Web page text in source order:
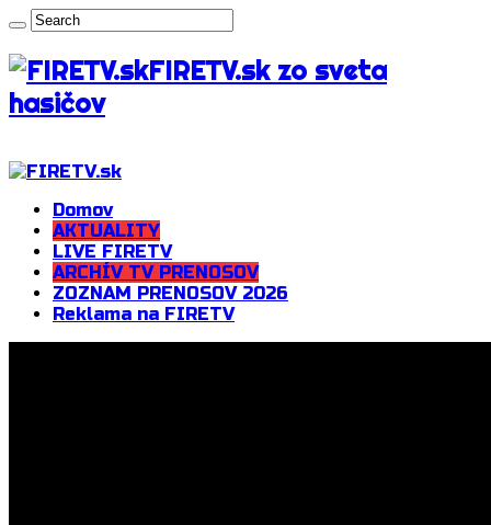
FIRETV.sk zo sveta
hasičov
Domov
AKTUALITY
LIVE FIRETV
ARCHÍV TV PRENOSOV
ZOZNAM PRENOSOV 2026
Reklama na FIRETV